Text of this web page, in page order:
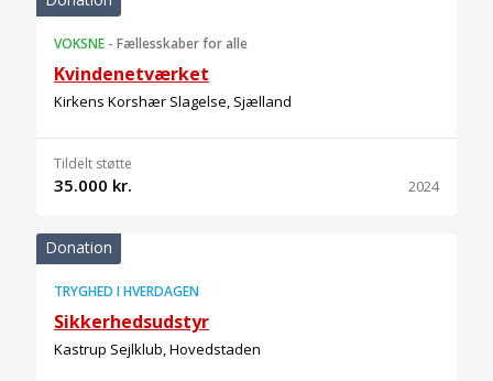
VOKSNE - Fællesskaber for alle
Kvindenetværket
Kirkens Korshær Slagelse, Sjælland
Tildelt støtte
35.000 kr. 2024
Donation
TRYGHED I HVERDAGEN
Sikkerhedsudstyr
Kastrup Sejlklub, Hovedstaden